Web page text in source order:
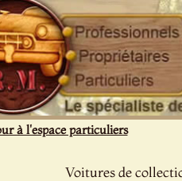
à l'espace particuliers
Voitures de